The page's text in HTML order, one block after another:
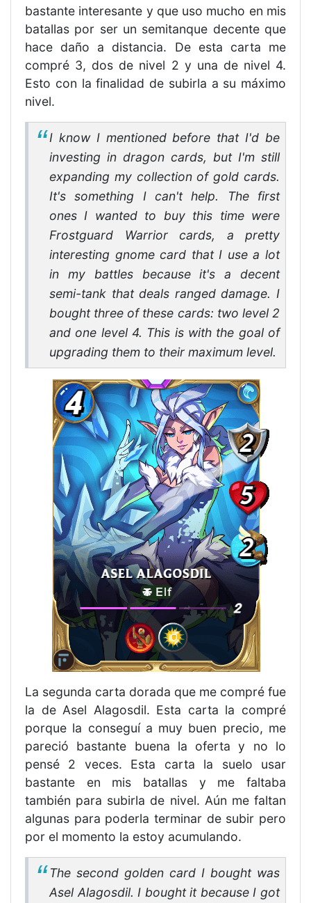
bastante interesante y que uso mucho en mis
batallas por ser un semitanque decente que
hace daño a distancia. De esta carta me
compré 3, dos de nivel 2 y una de nivel 4.
Esto con la finalidad de subirla a su máximo
nivel.
I know I mentioned before that I'd be
investing in dragon cards, but I'm still
expanding my collection of gold cards.
It's something I can't help. The first
ones I wanted to buy this time were
Frostguard Warrior cards, a pretty
interesting gnome card that I use a lot
in my battles because it's a decent
semi-tank that deals ranged damage. I
bought three of these cards: two level 2
and one level 4. This is with the goal of
upgrading them to their maximum level.
La segunda carta dorada que me compré fue
la de Asel Alagosdil. Esta carta la compré
porque la conseguí a muy buen precio, me
pareció bastante buena la oferta y no lo
pensé 2 veces. Esta carta la suelo usar
bastante en mis batallas y me faltaba
también para subirla de nivel. Aún me faltan
algunas para poderla terminar de subir pero
por el momento la estoy acumulando.
The second golden card I bought was
Asel Alagosdil. I bought it because I got